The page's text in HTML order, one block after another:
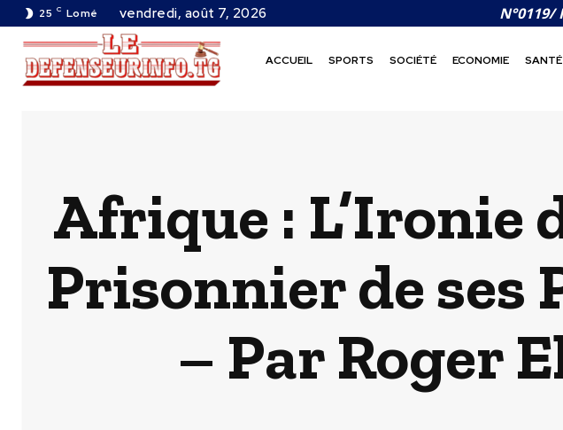
25 C Lomé vendredi, août 7, 2026 N°0119/
ACCUEIL SPORTS SOCIÉTÉ ECONOMIE SANTÉ
Afrique : L’Ironie
Prisonnier de ses
– Par Roger